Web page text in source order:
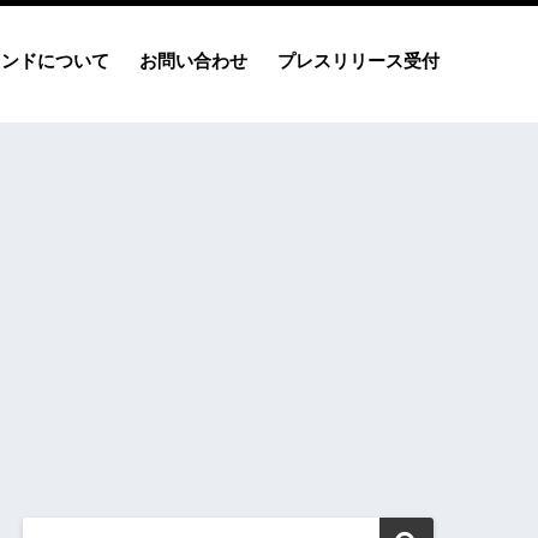
ドについて お問い合わせ プレスリリース受付